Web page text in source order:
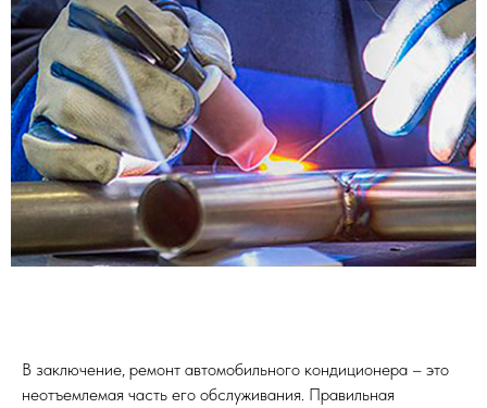
В заключение, ремонт автомобильного кондиционера – это
неотъемлемая часть его обслуживания. Правильная